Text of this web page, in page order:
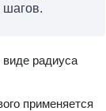
шагов.
радиуса
применяется